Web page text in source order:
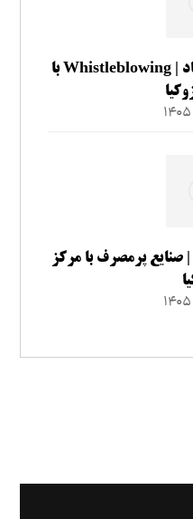
ایزو ۳۷۰۰۲ و افشاگران فساد | Whistleblowing با
آب | صنایع پرمصرف با مرکز